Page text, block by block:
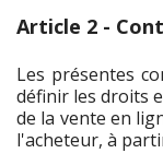
Article 2 -
Les présentes
définir les droits
de la vente en
l'acheteur, à